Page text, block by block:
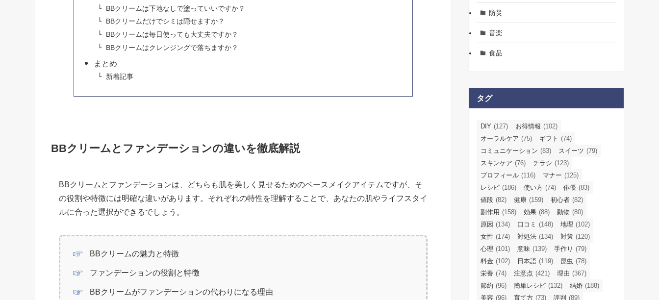
BBクリームは下地なしで塗っていいですか？
BBクリームだけでシミは隠せますか？
BBクリームは毎日使っても大丈夫ですか？
BBクリームはクレンジングで落ちますか？
まとめ
新着記事
BBクリームとファンデーションの違いを徹底解説
BBクリームとファンデーションは、どちらも肌を美しく見せるためのベースメイクアイテムですが、そ
の役割や特徴には明確な違いがあります。それぞれの特性を理解することで、あなたの肌やライフスタイ
ルに合った選択ができるでしょう。
BBクリームの魅力と特徴
ファンデーションの役割と特徴
BBクリームがファンデーションの代わりになる理由
防災
音楽
食品
タグ
DIY (127) お得情報 (102)
オーラルケア (75) ギフト (74)
コミュニケーション (83) スイーツ (79)
スキンケア (76) チラシ (123)
プロフィール (116) マナー (125)
レシピ (186) 使い方 (74) 俳優 (83)
値段 (82) 健康 (159) 初心者 (82)
副作用 (158) 効果 (88) 動物 (80)
原因 (134) 口コミ (148) 地理 (102)
女性 (174) 対処法 (134) 対策 (120)
心理 (101) 意味 (139) 手作り (79)
料金 (102) 日本語 (119) 昆虫 (78)
栄養 (74) 注意点 (421) 理由 (367)
節約 (96) 簡単レシピ (132) 結婚 (188)
美容 (96) 育て方 (73) 評判 (89)